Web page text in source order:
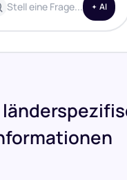
Stell eine Frage... AI